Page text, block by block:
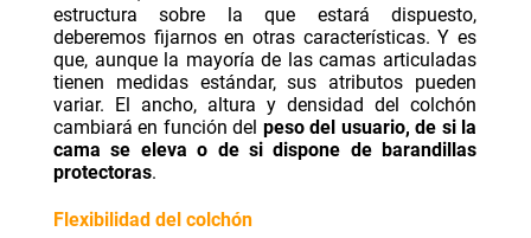
estructura sobre la que estará dispuesto,
deberemos fijarnos en otras características. Y es
que, aunque la mayoría de las camas articuladas
tienen medidas estándar, sus atributos pueden
variar. El ancho, altura y densidad del colchón
cambiará en función del peso del usuario, de si la
cama se eleva o de si dispone de barandillas
protectoras.
Flexibilidad del colchón